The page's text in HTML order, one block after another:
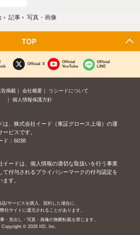
› 記事 › 写真・画像
TOP
Official X
Official
YouTube
Official
LINE
告掲載 会社概要
リシードについて
個人情報保護方針
は、株式会社イード（東証グロース上場）の運
ービスです。
ド：6038
イードは、個人情報の適切な取扱いを行う事業
て付与されるプライバシーマークの付与認定を
ます。
/サービスを購入、契約した場合に、
社サイトに還元されることがあります。
・見出し・写真・画像の無断転載を禁じます。
Copyright © 2026 IID, Inc.